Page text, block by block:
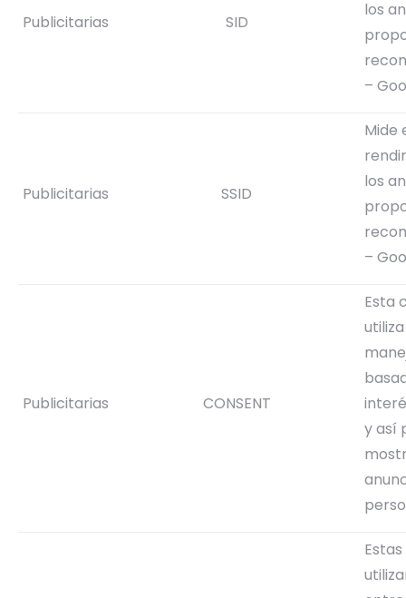
Publicitarias SID
los
–
Publicitarias SSID
Mide
los
–
Publicitarias CONSENT
Esta
y así